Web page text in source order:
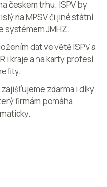
českém trhu. ISPV by
na MPSV či jiné státní
systémem JMHZ.
dat ve větě ISPV a
i kraje a na karty profesí
zdarma i díky
firmám pomáhá